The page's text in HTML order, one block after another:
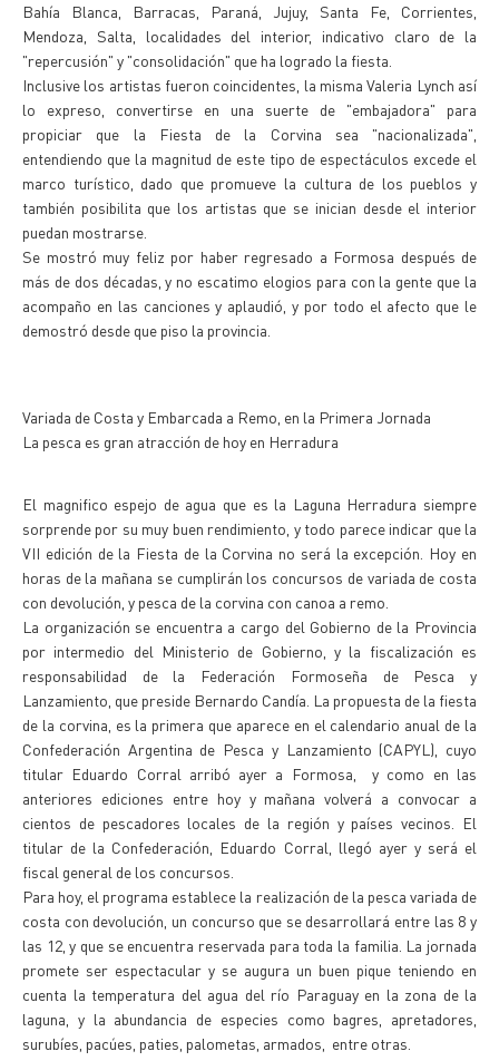
Bahía Blanca, Barracas, Paraná, Jujuy, Santa Fe, Corrientes,
Mendoza, Salta, localidades del interior, indicativo claro de la
"repercusión" y "consolidación" que ha logrado la fiesta.
Inclusive los artistas fueron coincidentes, la misma Valeria Lynch así
lo expreso, convertirse en una suerte de "embajadora" para
propiciar que la Fiesta de la Corvina sea "nacionalizada",
entendiendo que la magnitud de este tipo de espectáculos excede el
marco turístico, dado que promueve la cultura de los pueblos y
también posibilita que los artistas que se inician desde el interior
puedan mostrarse.
Se mostró muy feliz por haber regresado a Formosa después de
más de dos décadas, y no escatimo elogios para con la gente que la
acompaño en las canciones y aplaudió, y por todo el afecto que le
demostró desde que piso la provincia.
Variada de Costa y Embarcada a Remo, en la Primera Jornada
La pesca es gran atracción de hoy en Herradura
El magnifico espejo de agua que es la Laguna Herradura siempre
sorprende por su muy buen rendimiento, y todo parece indicar que la
VII edición de la Fiesta de la Corvina no será la excepción. Hoy en
horas de la mañana se cumplirán los concursos de variada de costa
con devolución, y pesca de la corvina con canoa a remo.
La organización se encuentra a cargo del Gobierno de la Provincia
por intermedio del Ministerio de Gobierno, y la fiscalización es
responsabilidad de la Federación Formoseña de Pesca y
Lanzamiento, que preside Bernardo Candía. La propuesta de la fiesta
de la corvina, es la primera que aparece en el calendario anual de la
Confederación Argentina de Pesca y Lanzamiento (CAPYL), cuyo
titular Eduardo Corral arribó ayer a Formosa, y como en las
anteriores ediciones entre hoy y mañana volverá a convocar a
cientos de pescadores locales de la región y países vecinos. El
titular de la Confederación, Eduardo Corral, llegó ayer y será el
fiscal general de los concursos.
Para hoy, el programa establece la realización de la pesca variada de
costa con devolución, un concurso que se desarrollará entre las 8 y
las 12, y que se encuentra reservada para toda la familia. La jornada
promete ser espectacular y se augura un buen pique teniendo en
cuenta la temperatura del agua del río Paraguay en la zona de la
laguna, y la abundancia de especies como bagres, apretadores,
surubíes, pacúes, paties, palometas, armados, entre otras.